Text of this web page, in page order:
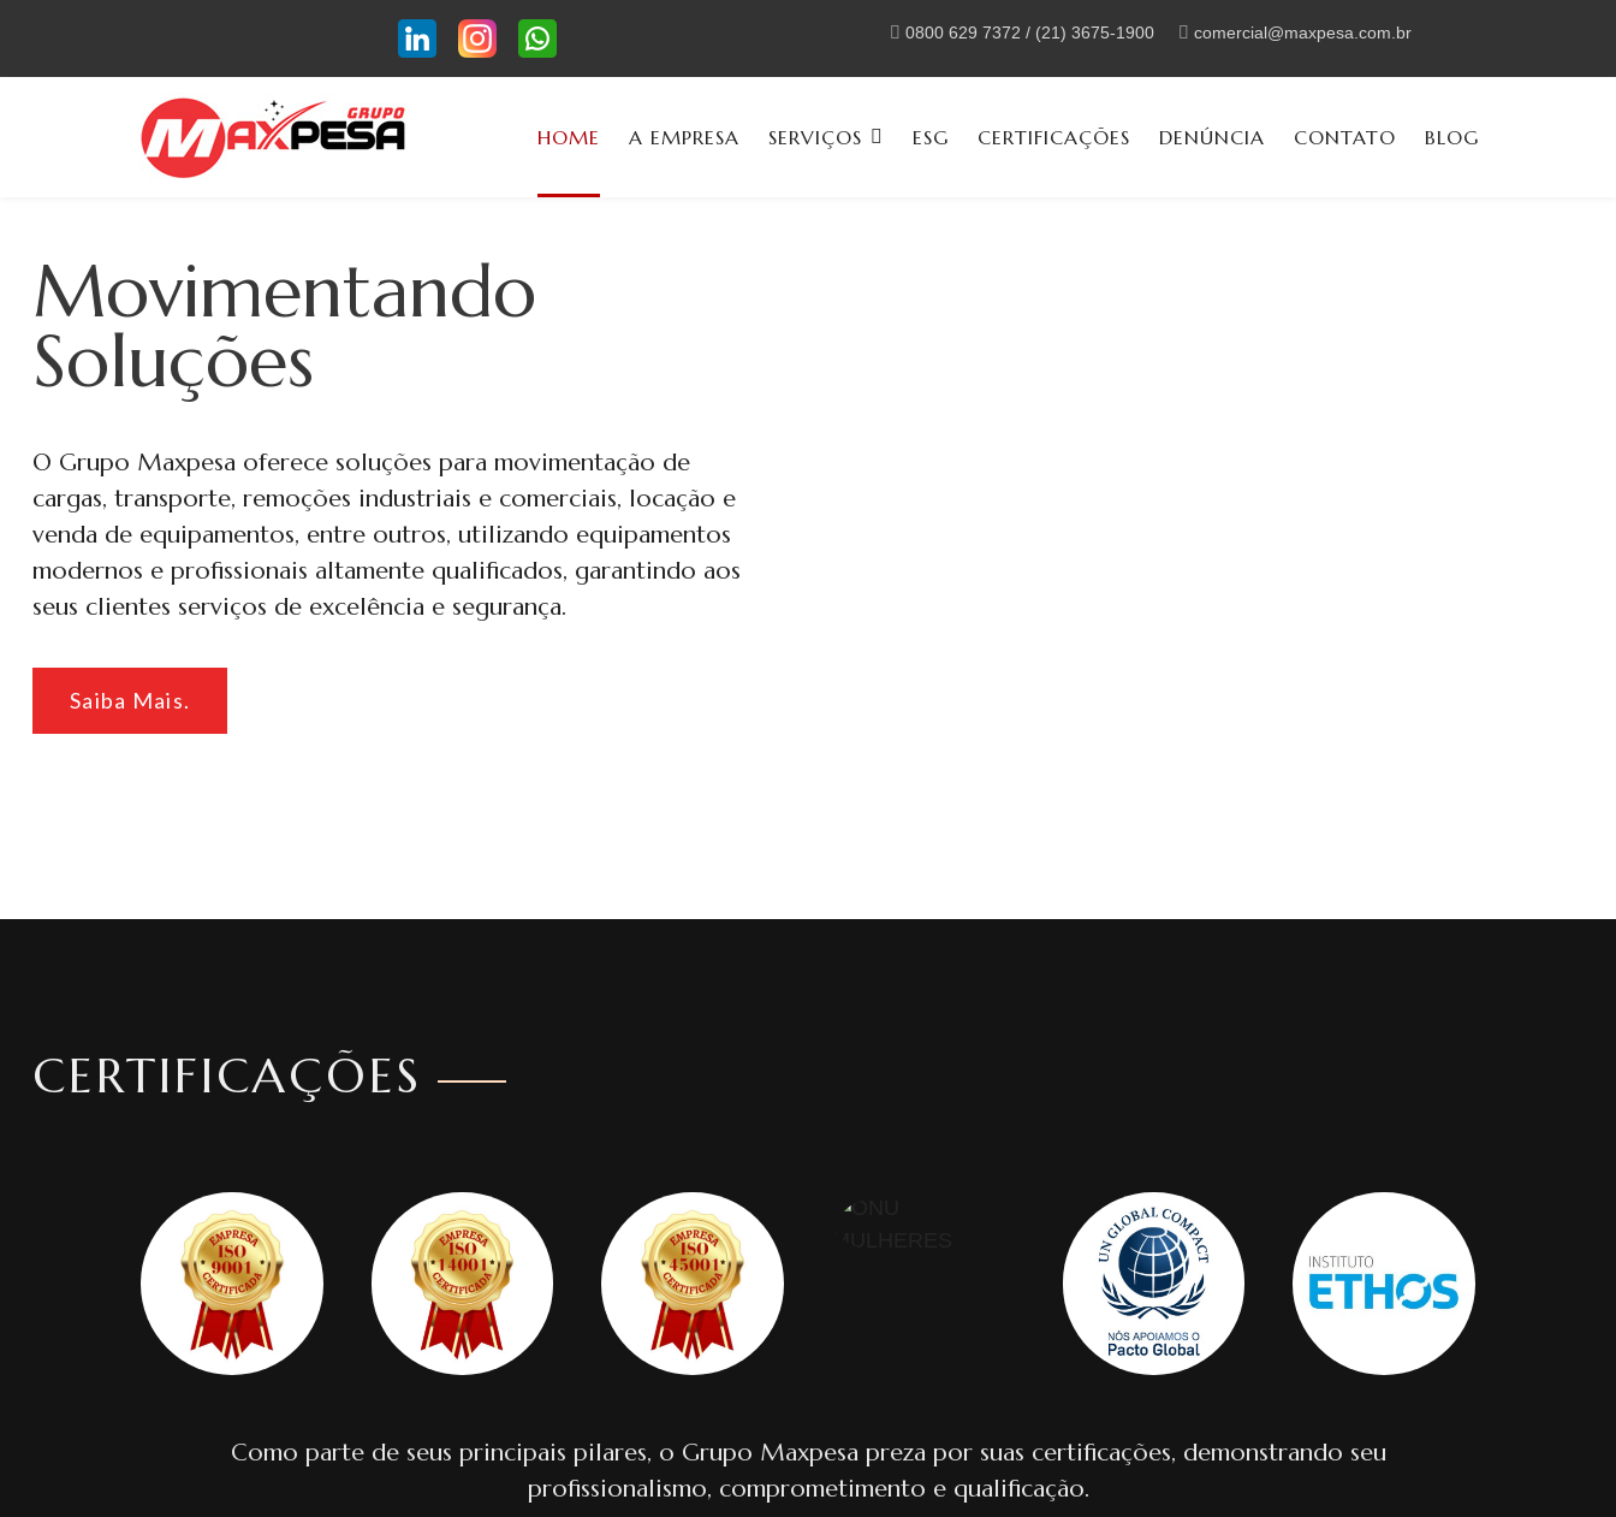
0800 629 7372 / (21) 3675-1900 comercial@maxpesa.com.br
HOME A EMPRESA SERVIÇOS ESG CERTIFICAÇÕES DENÚNCIA CONTATO BLOG
Movimentando
Soluções
O Grupo Maxpesa oferece soluções para movimentação de
cargas, transporte, remoções industriais e comerciais, locação e
venda de equipamentos, entre outros, utilizando equipamentos
modernos e profissionais altamente qualificados, garantindo aos
seus clientes serviços de excelência e segurança.
Saiba Mais.
CERTIFICAÇÕES
Como parte de seus principais pilares, o Grupo Maxpesa preza por suas certificações, demonstrando seu
profissionalismo, comprometimento e qualificação.